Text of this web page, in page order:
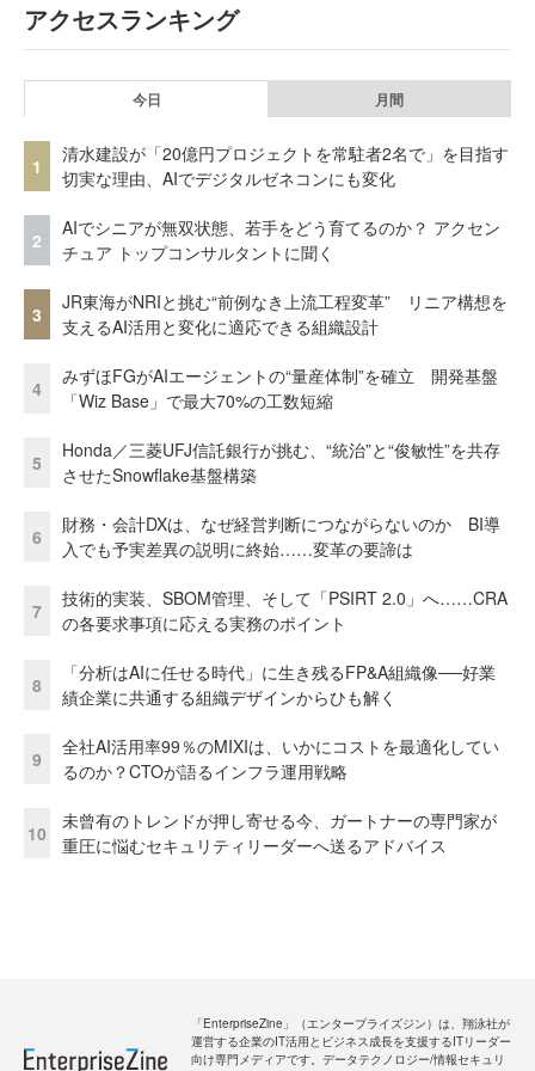
アクセスランキング
今日 月間
1
清水建設が「20億円プロジェクトを常駐者2名で」を目指す
切実な理由、AIでデジタルゼネコンにも変化
2
AIでシニアが無双状態、若手をどう育てるのか？ アクセン
チュア トップコンサルタントに聞く
3
JR東海がNRIと挑む“前例なき上流工程変革” リニア構想を
支えるAI活用と変化に適応できる組織設計
4
みずほFGがAIエージェントの“量産体制”を確立 開発基盤
「Wiz Base」で最大70%の工数短縮
5
Honda／三菱UFJ信託銀行が挑む、“統治”と“俊敏性”を共存
させたSnowflake基盤構築
6
財務・会計DXは、なぜ経営判断につながらないのか BI導
入でも予実差異の説明に終始……変革の要諦は
7
技術的実装、SBOM管理、そして「PSIRT 2.0」へ……CRA
の各要求事項に応える実務のポイント
8
「分析はAIに任せる時代」に生き残るFP&A組織像──好業
績企業に共通する組織デザインからひも解く
9
全社AI活用率99％のMIXIは、いかにコストを最適化してい
るのか？CTOが語るインフラ運用戦略
10
未曾有のトレンドが押し寄せる今、ガートナーの専門家が
重圧に悩むセキュリティリーダーへ送るアドバイス
「EnterpriseZine」（エンタープライズジン）は、翔泳社が
運営する企業のIT活用とビジネス成長を支援するITリーダー
向け専門メディアです。データテクノロジー/情報セキュリ